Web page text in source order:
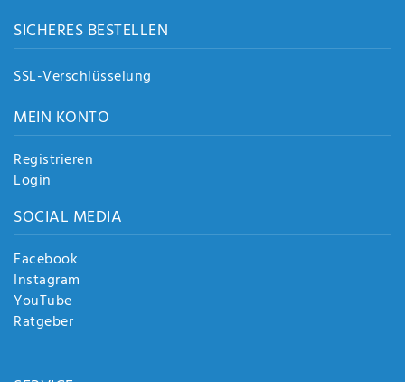
SICHERES BESTELLEN
SSL-Verschlüsselung
MEIN KONTO
Registrieren
Login
SOCIAL MEDIA
Facebook
Instagram
YouTube
Ratgeber